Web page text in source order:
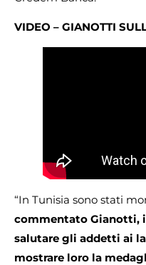
VIDEO – GIANOTTI
“In Tunisia sono stati
commentato Gianotti,
salutare gli addetti ai
mostrare loro la